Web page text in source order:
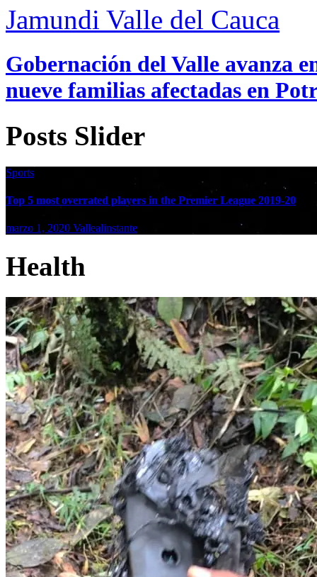
Jamundi Valle del Cauca
Gobernación del Valle avanza
nueve familias afectadas en
Posts Slider
Sports
Top 5 most overrated players in the Premier League 2019-20
marzo 1, 2020 Vallealinstante
Health